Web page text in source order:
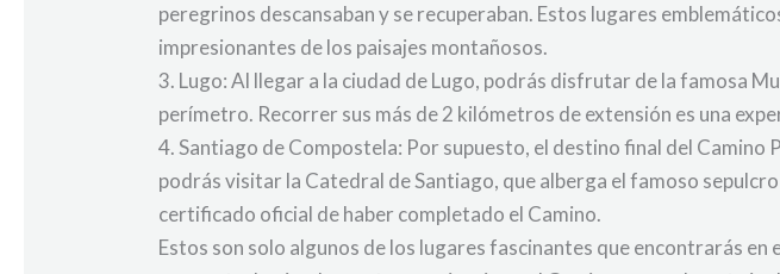
peregrinos descansaban y se recuperaban. Estos lugares
impresionantes de los paisajes montañosos.
3. Lugo: Al llegar a la ciudad de Lugo, podrás disfrutar de la famosa
perímetro. Recorrer sus más de 2 kilómetros de extensión es una
4. Santiago de Compostela: Por supuesto, el destino final del
podrás visitar la Catedral de Santiago, que alberga el famoso
certificado oficial de haber completado el Camino.
Estos son solo algunos de los lugares fascinantes que encontrarás